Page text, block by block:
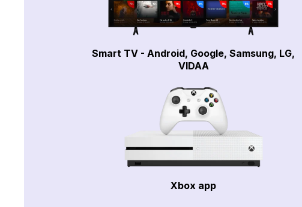
Smart TV - Android, Google, Samsung, LG,
VIDAA
Xbox app